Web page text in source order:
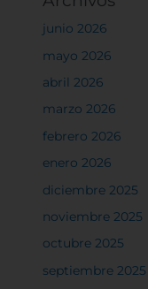
junio 2026
mayo 2026
abril 2026
marzo 2026
febrero 2026
enero 2026
diciembre 2025
noviembre 2025
octubre 2025
septiembre 2025